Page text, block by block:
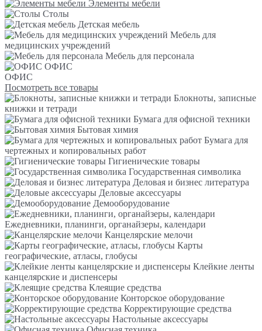
Элементы мебели
Столы
Детская мебель
Мебель для
медицинских учреждений
Мебель для персонала
ОФИС
ОФИС
Посмотреть все товары
Блокноты, записные
книжки и тетради
Бумага для офисной техники
Бытовая химия
Бумага для
чертежных и копировальных работ
Гигиенические товары
Государственная символика
Деловая и бизнес литература
Деловые аксессуары
Демооборудование
Ежедневники, планинги, органайзеры, календари
Канцелярские мелочи
Карты
географические, атласы, глобусы
Клейкие ленты
канцелярские и диспенсеры
Клеящие средства
Конторское оборудование
Корректирующие средства
Настольные аксессуары